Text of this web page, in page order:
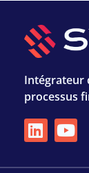
Intégrateur
processus